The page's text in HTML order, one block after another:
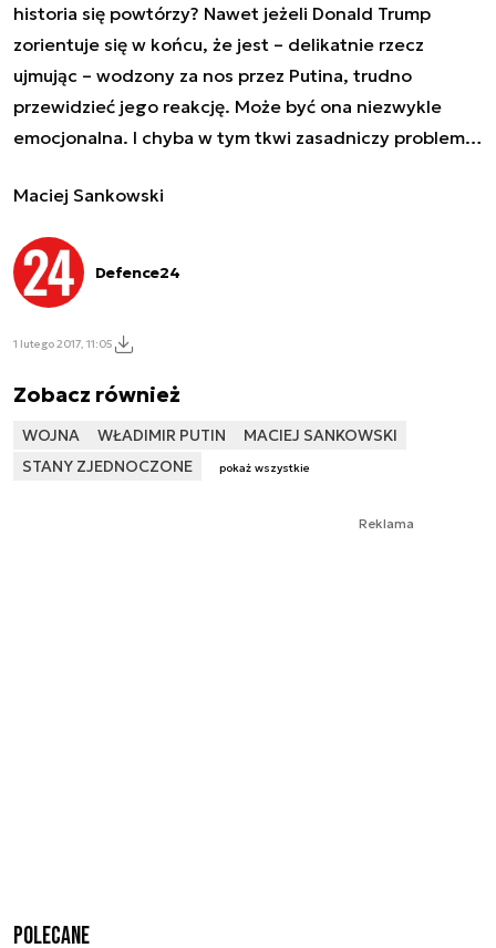
historia się powtórzy? Nawet jeżeli Donald Trump
zorientuje się w końcu, że jest – delikatnie rzecz
ujmując – wodzony za nos przez Putina, trudno
przewidzieć jego reakcję. Może być ona niezwykle
emocjonalna. I chyba w tym tkwi zasadniczy problem…
Maciej Sankowski
Defence24
1 lutego 2017, 11:05
Zobacz również
WOJNA WŁADIMIR PUTIN
MACIEJ SANKOWSKI
STANY ZJEDNOCZONE
pokaż wszystkie
Reklama
Polecane